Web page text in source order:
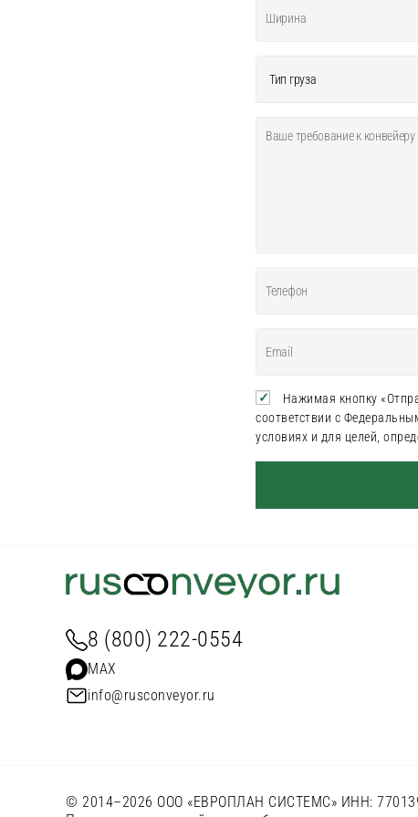
Нажимая кнопку
соответствии с
условиях и для целей,
8 (800) 222-0554
MAX
info@rusconveyor.ru
© 2014–2026 ООО «ЕВРОПЛАН СИСТЕМС» ИНН: